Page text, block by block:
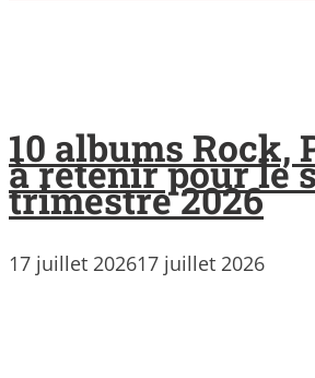
10 albums Rock,
à retenir pour le
trimestre 2026
17 juillet 202617 juillet 2026